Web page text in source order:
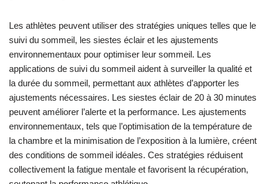
Les athlètes peuvent utiliser des stratégies uniques telles que le
suivi du sommeil, les siestes éclair et les ajustements
environnementaux pour optimiser leur sommeil. Les
applications de suivi du sommeil aident à surveiller la qualité et
la durée du sommeil, permettant aux athlètes d’apporter les
ajustements nécessaires. Les siestes éclair de 20 à 30 minutes
peuvent améliorer l’alerte et la performance. Les ajustements
environnementaux, tels que l’optimisation de la température de
la chambre et la minimisation de l’exposition à la lumière, créent
des conditions de sommeil idéales. Ces stratégies réduisent
collectivement la fatigue mentale et favorisent la récupération,